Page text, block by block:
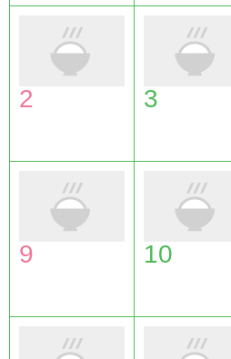
2 3
9 10